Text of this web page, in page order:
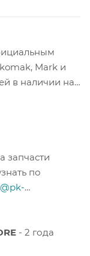
Mark и
в наличии на
запчасти
по
- 2 года